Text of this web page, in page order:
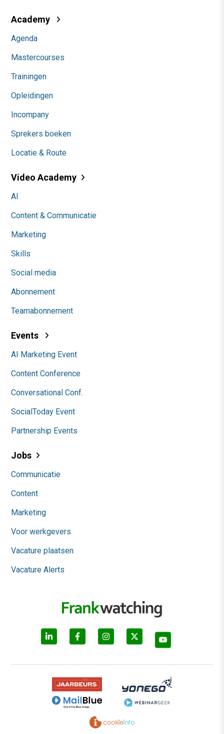
Academy
Agenda
Mastercourses
Trainingen
Opleidingen
Incompany
Sprekers boeken
Locatie & Route
Video Academy
AI
Content & Communicatie
Marketing
Skills
Social media
Abonnement
Teamabonnement
Events
AI Marketing Event
Content Conference
Conversational Conf.
SocialToday Event
Partnership Events
Jobs
Communicatie
Content
Marketing
Voor werkgevers
Vacature plaatsen
Vacature Alerts